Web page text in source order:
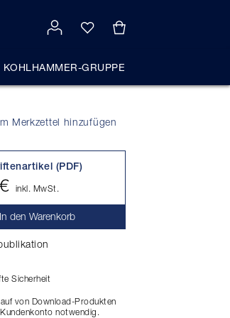
KOHLHAMMER-GRUPPE
Merkzettel hinzufügen
(PDF)
inkl. MwSt.
In den Warenkorb
Sicherheit
von Download-Produkten
notwendig.